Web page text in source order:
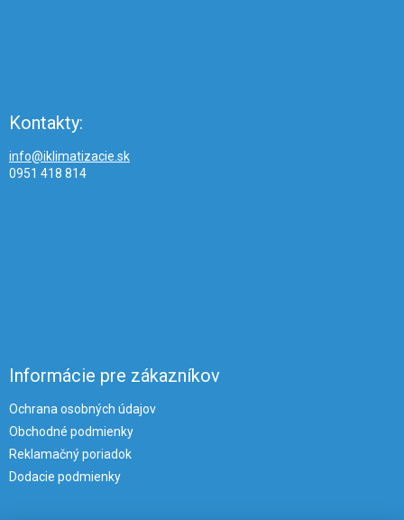
Kontakty:
info@iklimatizacie.sk
0951 418 814
Informácie pre zákazníkov
Ochrana osobných údajov
Obchodné podmienky
Reklamačný poriadok
Dodacie podmienky